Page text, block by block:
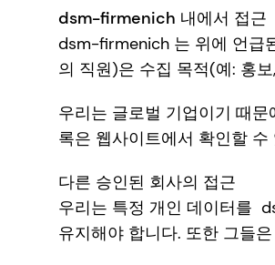
dsm-firmenich 내에서 접근
dsm-firmenich 는 위에 언급
의 직원)은 수집 목적(예: 홍
우리는 글로벌 기업이기 때
록은 웹사이트에서 확인할 수
다른 승인된 회사의 접근
우리는 특정 개인 데이터를
유지해야 합니다. 또한 그들